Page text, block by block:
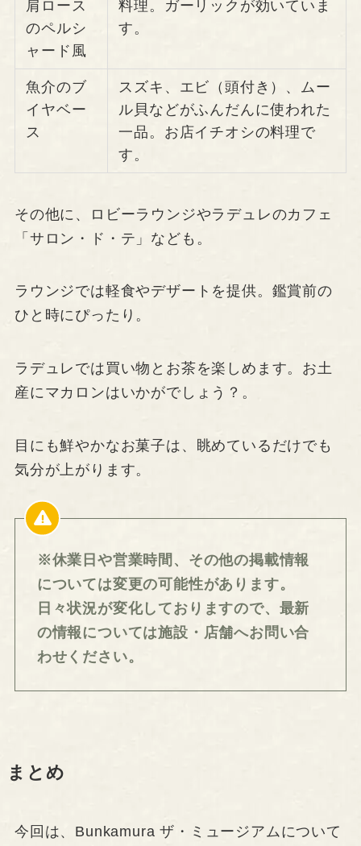
肩ロース
のペルシ
ャード風
料理。ガーリックが効いていま
す。
魚介のブ
イヤベー
ス
スズキ、エビ（頭付き）、ムー
ル貝などがふんだんに使われた
一品。お店イチオシの料理で
す。
その他に、ロビーラウンジやラデュレのカフェ
「サロン・ド・テ」なども。
ラウンジでは軽食やデザートを提供。鑑賞前の
ひと時にぴったり。
ラデュレでは買い物とお茶を楽しめます。お土
産にマカロンはいかがでしょう？。
目にも鮮やかなお菓子は、眺めているだけでも
気分が上がります。
※休業日や営業時間、その他の掲載情報
については変更の可能性があります。
日々状況が変化しておりますので、最新
の情報については施設・店舗へお問い合
わせください。
まとめ
今回は、Bunkamura ザ・ミュージアムについて